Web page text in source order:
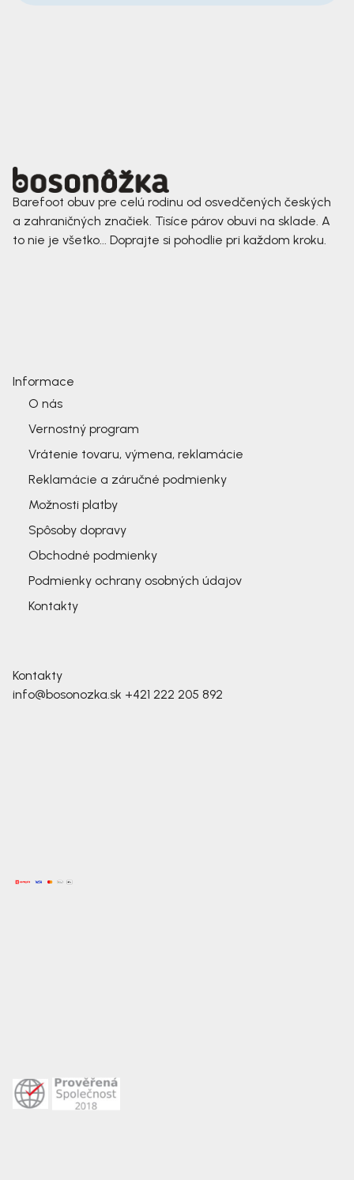
Barefoot obuv pre celú rodinu od osvedčených českých
a zahraničných značiek. Tisíce párov obuvi na sklade. A
to nie je všetko... Doprajte si pohodlie pri každom kroku.
Informace
O nás
Vernostný program
Vrátenie tovaru, výmena, reklamácie
Reklamácie a záručné podmienky
Možnosti platby
Spôsoby dopravy
Obchodné podmienky
Podmienky ochrany osobných údajov
Kontakty
Kontakty
info@bosonozka.sk +421 222 205 892